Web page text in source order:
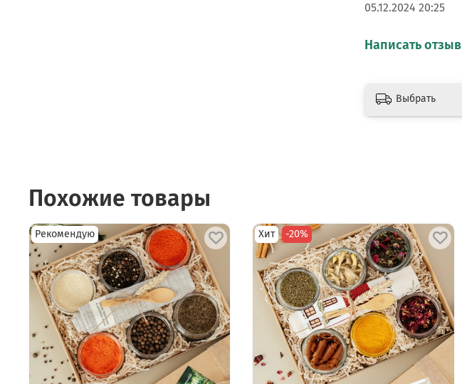
05.12.2024 20:25
Написать отзыв
Выбрать
Похожие товары
Рекомендую Хит -20%